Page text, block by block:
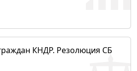
КНДР. Резолюция СБ